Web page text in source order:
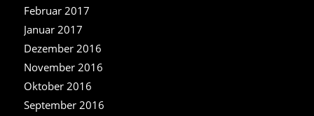
Februar 2017
Januar 2017
Dezember 2016
November 2016
Oktober 2016
September 2016